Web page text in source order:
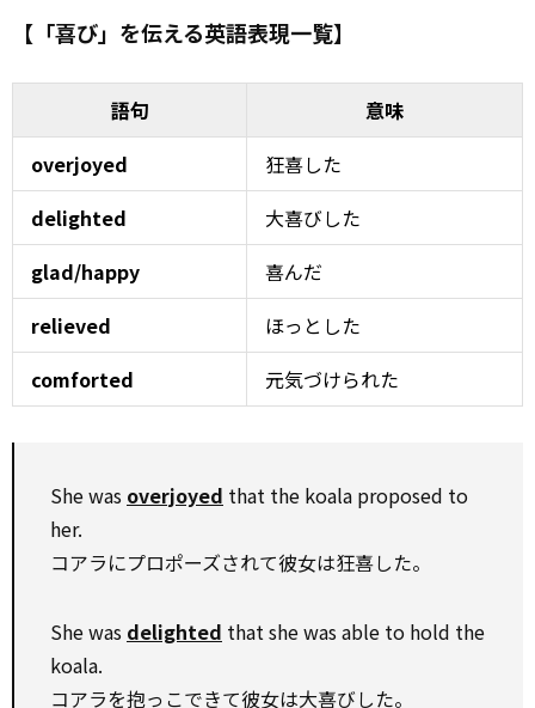
【「喜び」を伝える英語表現一覧】
語句
意味
overjoyed
狂喜した
delighted
大喜びした
glad/happy
喜んだ
relieved
ほっとした
comforted
元気づけられた
She was overjoyed that the koala proposed to
her.
コアラにプロポーズされて彼女は狂喜した。
She was delighted that she was able to hold the
koala.
コアラを抱っこできて彼女は大喜びした。